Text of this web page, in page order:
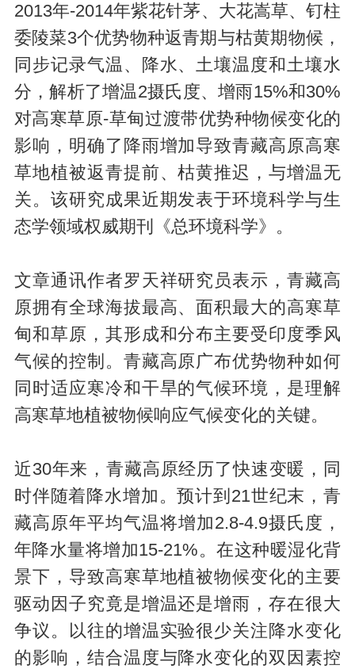
2013年-2014年紫花针茅、大花嵩草、钉柱
委陵菜3个优势物种返青期与枯黄期物候，
同步记录气温、降水、土壤温度和土壤水
分，解析了增温2摄氏度、增雨15%和30%
对高寒草原-草甸过渡带优势种物候变化的
影响，明确了降雨增加导致青藏高原高寒
草地植被返青提前、枯黄推迟，与增温无
关。该研究成果近期发表于环境科学与生
态学领域权威期刊《总环境科学》。
文章通讯作者罗天祥研究员表示，青藏高
原拥有全球海拔最高、面积最大的高寒草
甸和草原，其形成和分布主要受印度季风
气候的控制。青藏高原广布优势物种如何
同时适应寒冷和干旱的气候环境，是理解
高寒草地植被物候响应气候变化的关键。
近30年来，青藏高原经历了快速变暖，同
时伴随着降水增加。预计到21世纪末，青
藏高原年平均气温将增加2.8-4.9摄氏度，
年降水量将增加15-21%。在这种暖湿化背
景下，导致高寒草地植被物候变化的主要
驱动因子究竟是增温还是增雨，存在很大
争议。以往的增温实验很少关注降水变化
的影响，结合温度与降水变化的双因素控